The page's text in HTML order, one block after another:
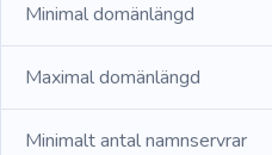
Minimal domänlängd
Maximal domänlängd
Minimalt antal namnservrar